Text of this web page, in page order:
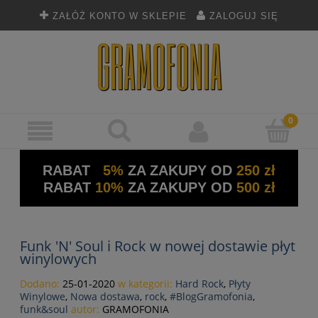
ZAŁÓŻ KONTO W SKLEPIE ZALOGUJ SIĘ
RABAT 5% ZA ZAKUPY OD 250 zł
RABAT 10%ZA ZAKUPY OD 500 zł
Funk 'N' Soul i Rock w nowej dostawie płyt
winylowych
Dodano: 25-01-2020 w kategorii: Hard Rock, Płyty
Winylowe, Nowa dostawa, rock, #BlogGramofonia,
funk&soul autor: GRAMOFONIA